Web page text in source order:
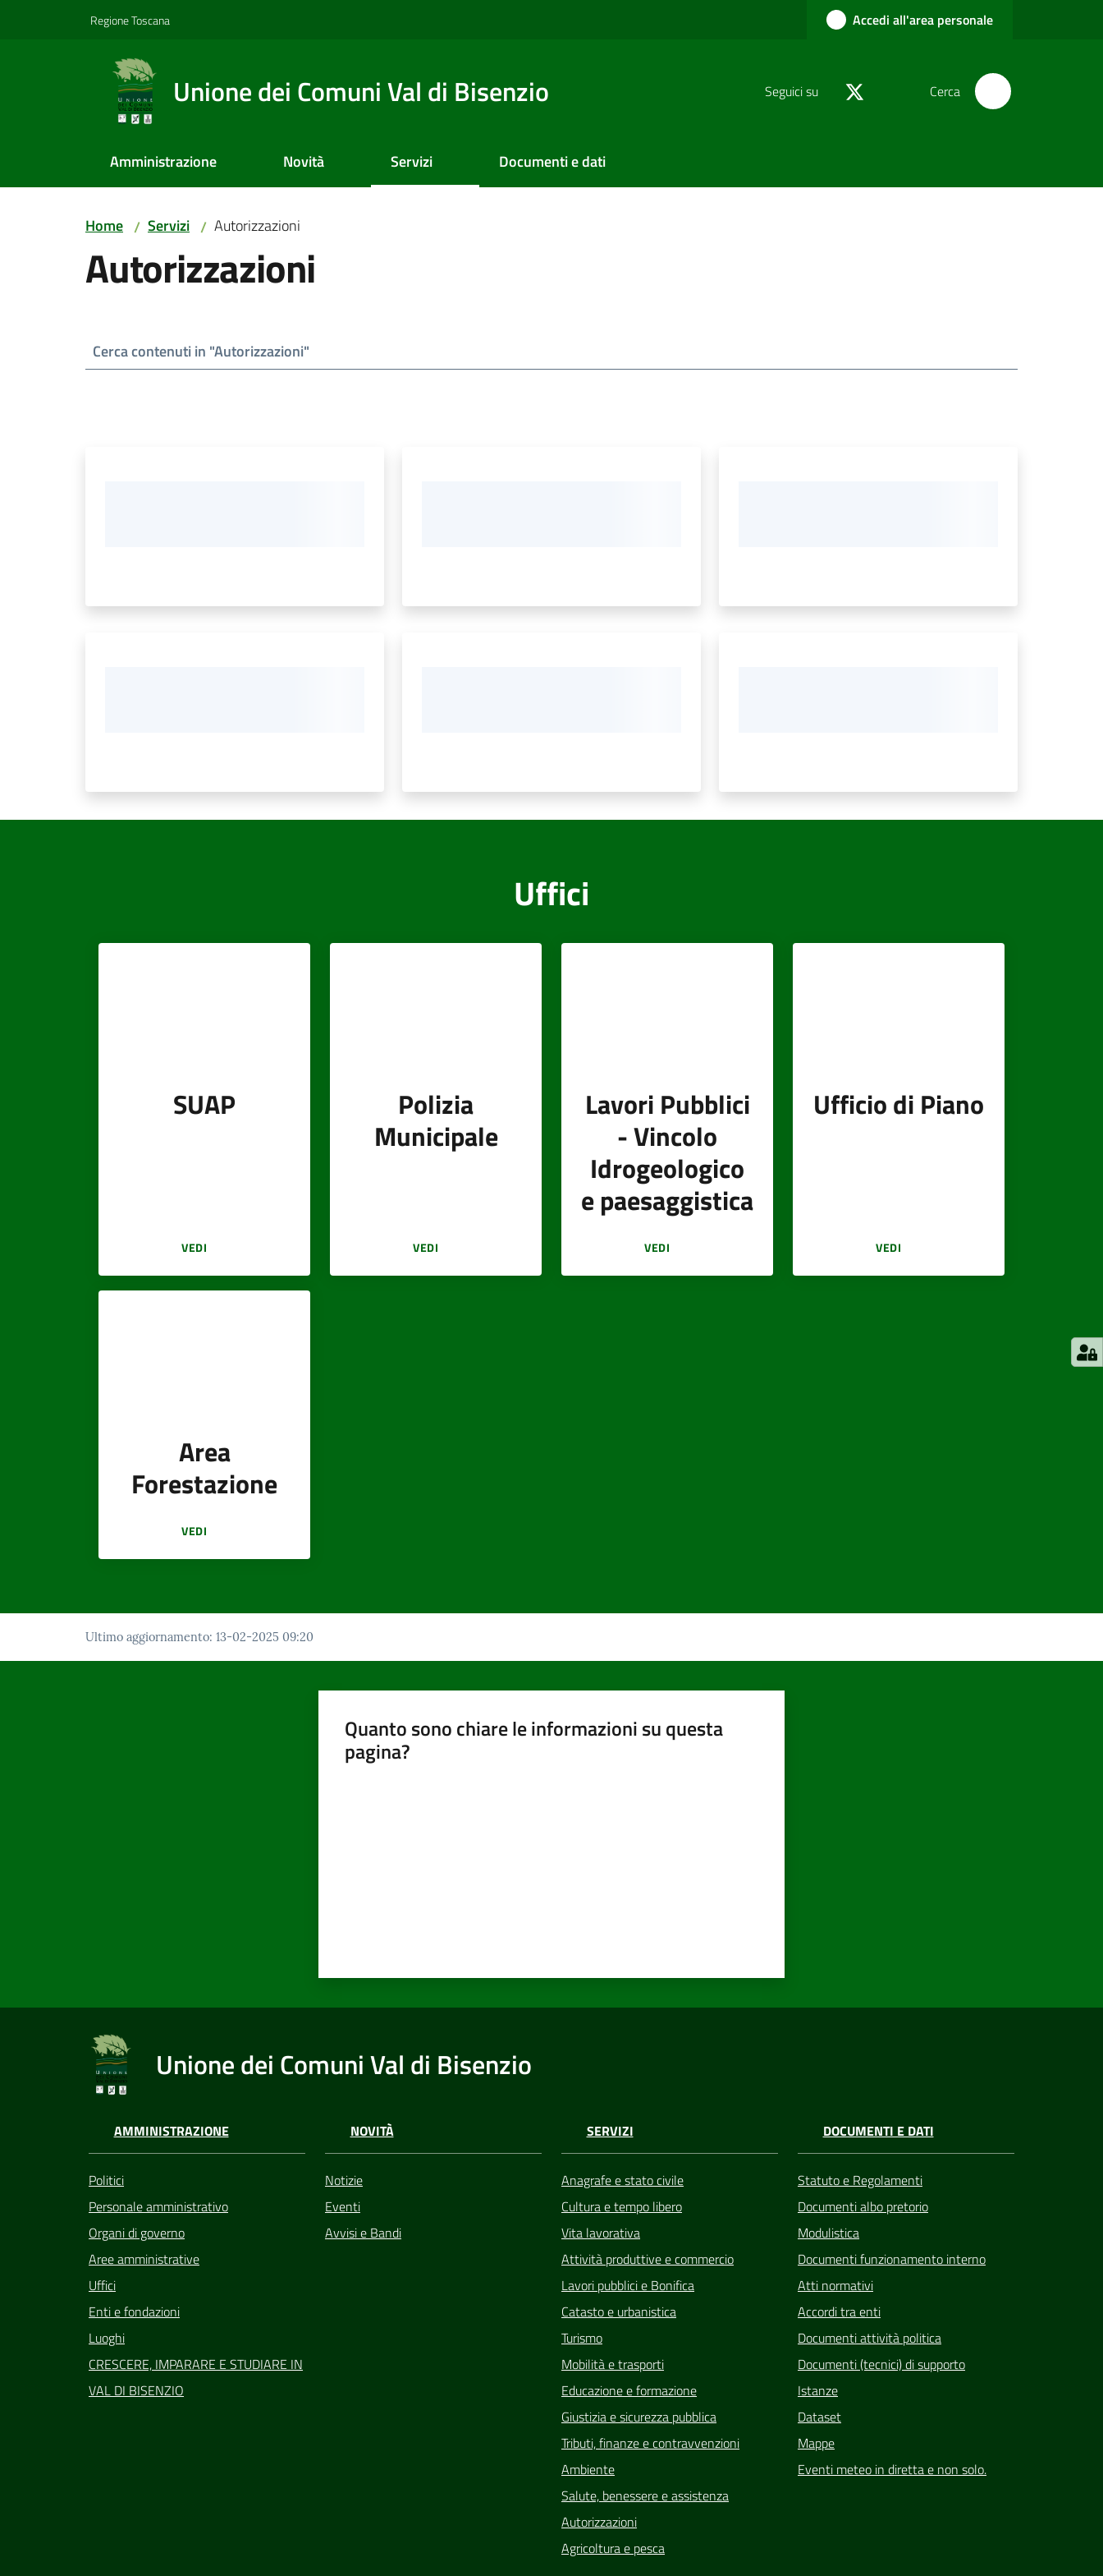
Regione Toscana Accedi all'area personale
Unione dei Comuni Val di Bisenzio Seguici su Cerca
Amministrazione Novità Servizi Documenti e dati
Home / Servizi / Autorizzazioni
Autorizzazioni
Uffici
SUAP
VEDI
Polizia
Municipale
VEDI
Lavori Pubblici
- Vincolo
Idrogeologico
e paesaggistica
VEDI
Ufficio di Piano
VEDI
Area
Forestazione
VEDI
Ultimo aggiornamento: 13-02-2025 09:20
Quanto sono chiare le informazioni su questa
pagina?
Unione dei Comuni Val di Bisenzio
AMMINISTRAZIONE
Politici
Personale amministrativo
Organi di governo
Aree amministrative
Uffici
Enti e fondazioni
Luoghi
CRESCERE, IMPARARE E STUDIARE IN
VAL DI BISENZIO
NOVITÀ
Notizie
Eventi
Avvisi e Bandi
SERVIZI
Anagrafe e stato civile
Cultura e tempo libero
Vita lavorativa
Attività produttive e commercio
Lavori pubblici e Bonifica
Catasto e urbanistica
Turismo
Mobilità e trasporti
Educazione e formazione
Giustizia e sicurezza pubblica
Tributi, finanze e contravvenzioni
Ambiente
Salute, benessere e assistenza
Autorizzazioni
Agricoltura e pesca
DOCUMENTI E DATI
Statuto e Regolamenti
Documenti albo pretorio
Modulistica
Documenti funzionamento interno
Atti normativi
Accordi tra enti
Documenti attività politica
Documenti (tecnici) di supporto
Istanze
Dataset
Mappe
Eventi meteo in diretta e non solo.